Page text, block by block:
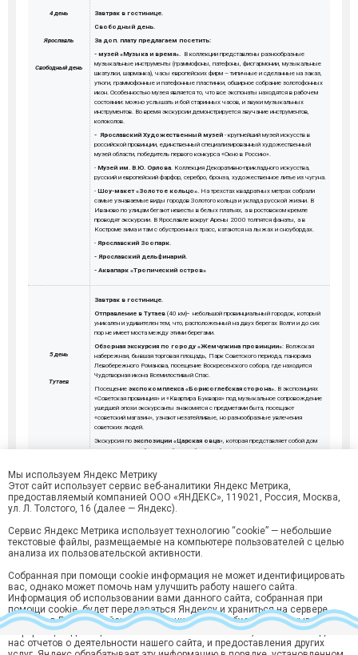
Мы используем Яндекс Метрику
Этот сайт использует сервис веб-аналитики Яндекс Метрика,
предоставляемый компанией ООО «ЯНДЕКС», 119021, Россия, Москва,
ул. Л. Толстого, 16 (далее — Яндекс).
Сервис Яндекс Метрика использует технологию “cookie” — небольшие
текстовые файлы, размещаемые на компьютере пользователей с целью
анализа их пользовательской активности.
Собранная при помощи cookie информация не может идентифицировать
вас, однако может помочь нам улучшить работу нашего сайта.
Информация об использовании вами данного сайта, собранная при
помощи cookie, будет передаваться Яндексу и храниться на сервере
Яндекса в ЕС и Российской Федерации. Яндекс будет обрабатывать эту
информацию для оценки использования вами сайта, составления для
нас отчетов о деятельности нашего сайта, и предоставления других
4 день
Ярославль
Свободный день
Завтрак в гостинице.
Свободный день.
За доп. плату предлагаем посетить:
- музей «Музыка и время». В коллекции представлены разнообразные
музыкальные инструменты (граммофоны, патефоны, фисгармонии, музыкальные
шкатулки, шарманка), часы европейских фирм – типичные и сделанные на заказ,
утюги, граммофонные и патефонные пластинки, обширное собрание золотофонных
икон. Особенностью музея является то, что все экспонаты находятся в рабочем
состоянии: можно услышать и бой старинных часов, и звуки музыкальных
инструментов. Во время экскурсии демонстрируется звучание инструментов,
колоколов.
- Ярославский Художественный музей - крупнейший музей искусств в
российской провинции, единственный специализированный художественный
музей области, победитель первого конкурса «Окно в Россию».
- Музей им. В.Ю. Орлова. Коллекция Декоративно-прикладного искусства,
русский и европейский фарфор, серебро, бронза, художественное литье из чугуна.
- Шоу-макет «Золотое кольцо». На трехстах квадратных метрах собрали
самые узнаваемые виды городов Золотого кольца и уклада русской жизни. В
Иваново по улицам бегают невесты в белых платьях, а в ростовском кремле
проводят экскурсии. В Ярославле вокруг Арены 2000 толпятся фанаты, а в
Костроме зима и там с обустроенных трасс, катаются на лыжах и сноубордах.
- Ярославский Зоопарк.
- Ярославский дельфинарий.
- Аквапарк «Тропический остров»
5 день
Тутаев
Завтрак в гостинице.
Отправление в Тутаев (40 км)- небольшой провинциальный городок, который
уникален и удивителен тем, что, расположенный на двух берегах Волги и до сих
пор не имеет моста между этими берегами.
Обзорная экскурсия по городу «Жемчужина провинции»: Волжская
набережная, бывшая торговая площадь, Парк Советского периода, панорама
Левобережного Романова, посещение Воскресенского собора, где находится
Чудотворная икона Всемилостивый Спас.
Посещение экспокомплекса «Борисоглебская сторона». В экспозициях
«Советская провинция» и «Квартира Букваря» под музыкальное сопровождение
ушедшей эпохи экскурсанты знакомятся с предметами быта, посещают
«советский магазин», узнают незатейливые, но разнообразные увлечения
советских людей.
Экскурсия по экспозиции «Царская овца», которая представляет собой дом
овчара, состоящий из жилой и хозяйственной половин, сохранивших предметы,
Возвращениев Ярославль.
Отправление.